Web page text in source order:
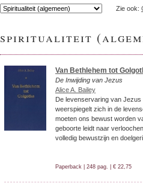
Zie ook:
spiritualiteit
Van Bethlehem tot
De Inwijding van Jezus
Alice A. Bailey
De levenservaring van
weerspiegelt zich in de
moeten ons bewust worden
geboorte leidt naar
volledig bewustzijn en
Paperback | 248 pag. | € 22,75